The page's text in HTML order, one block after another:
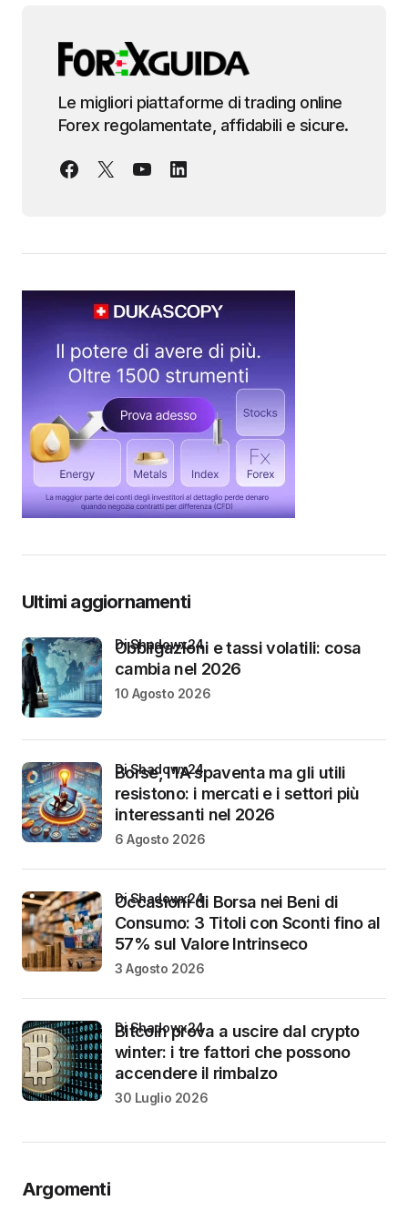
Le migliori piattaforme di trading online
Forex regolamentate, affidabili e sicure.
Ultimi aggiornamenti
Obbligazioni e tassi volatili: cosa
cambia nel 2026
di Shadowx24
10 Agosto 2026
Borse, l’IA spaventa ma gli utili
resistono: i mercati e i settori più
interessanti nel 2026
di Shadowx24
6 Agosto 2026
Occasioni di Borsa nei Beni di
Consumo: 3 Titoli con Sconti fino al
57% sul Valore Intrinseco
di Shadowx24
3 Agosto 2026
Bitcoin prova a uscire dal crypto
winter: i tre fattori che possono
accendere il rimbalzo
di Shadowx24
30 Luglio 2026
Argomenti